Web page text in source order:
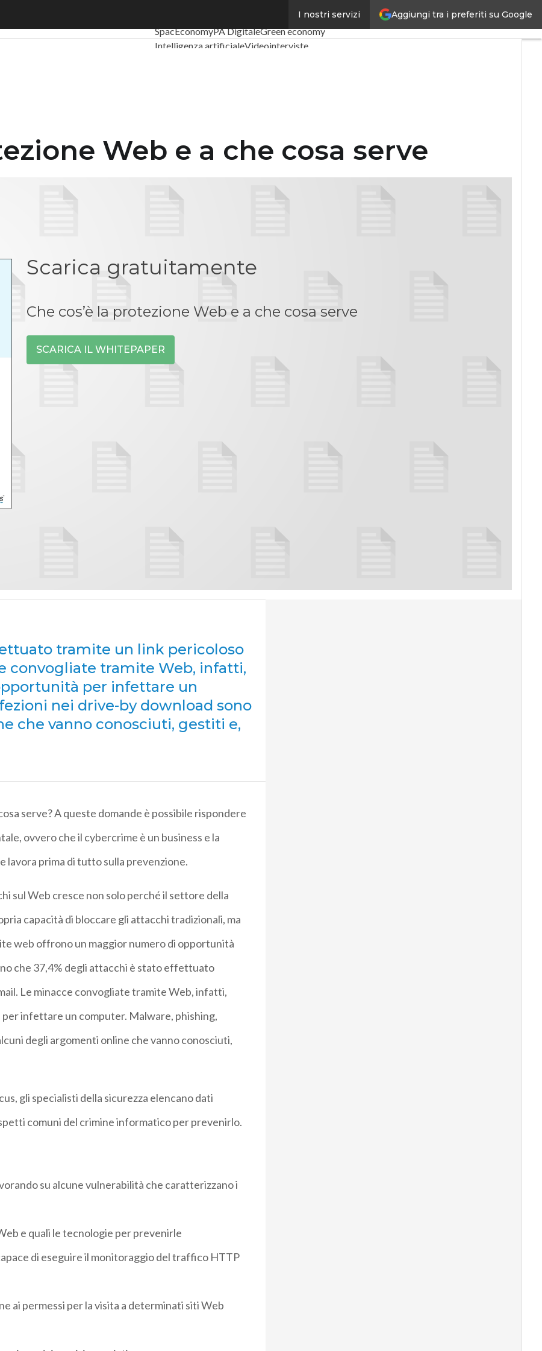
Aggiungi tra i preferiti su Google
I nostri servizi
Telco Industria 4.0
SpacEconomyPA DigitaleGreen economy
Intelligenza artificialeVideointerviste
Web e a che cosa serve
Scarica gratuitamente
Che cos’è la protezione Web e a che cosa serve
SCARICA IL WHITEPAPER
tramite un link pericoloso
convogliate tramite Web, infatti,
per infettare un
nei drive-by download sono
che vanno conosciuti, gestiti e,
serve? A queste domande è possibile rispondere
ovvero che il cybercrime è un business e la
lavora prima di tutto sulla prevenzione.
sul Web cresce non solo perché il settore della
capacità di bloccare gli attacchi tradizionali, ma
web offrono un maggior numero di opportunità
che 37,4% degli attacchi è stato effettuato
Le minacce convogliate tramite Web, infatti,
infettare un computer. Malware, phishing,
degli argomenti online che vanno conosciuti,
gli specialisti della sicurezza elencano dati
comuni del crimine informatico per prevenirlo.
su alcune vulnerabilità che caratterizzano i
e quali le tecnologie per prevenirle
di eseguire il monitoraggio del traffico HTTP
ai permessi per la visita a determinati siti Web